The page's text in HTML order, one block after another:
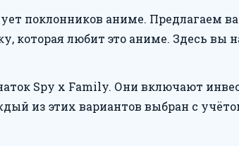
поклонников аниме. Предлагаем
которая любит это аниме. Здесь вы
Spy x Family. Они включают
из этих вариантов выбран с